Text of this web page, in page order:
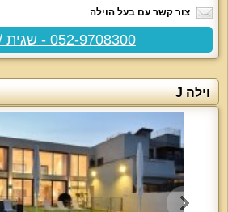
צור קשר עם בעל הוילה
052-9708300 - שגית / אבישי
וילה J